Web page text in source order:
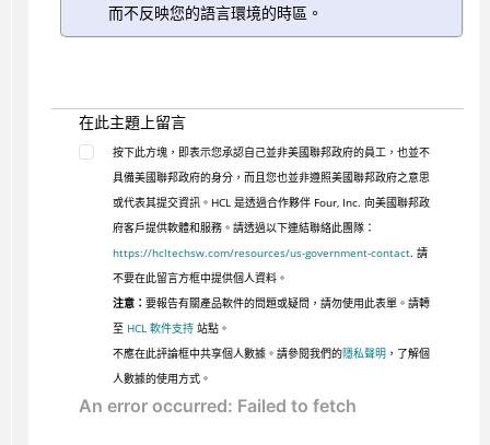
而不反映您的語言環境的時區。
在此主題上留言
按下此方塊，即表示您承認自己並非美國聯邦政府的員工，也並不
具備美國聯邦政府的身分，而且您也並非遵照美國聯邦政府之意思
或代表其提交資訊。HCL 是透過合作夥伴 Four, Inc. 向美國聯邦政
府客戶提供軟體和服務。請透過以下連結聯絡此團隊：
https://hcltechsw.com/resources/us-government-contact. 請
不要在此留言方框中提供個人資料。
注意： 要報告有關產品軟件的問題或疑問，請勿使用此表單。請轉
至 HCL 軟件支持站點。
不應在此評論框中共享個人數據。請參閱我們的隱私聲明 ，了解個
人數據的使用方式。